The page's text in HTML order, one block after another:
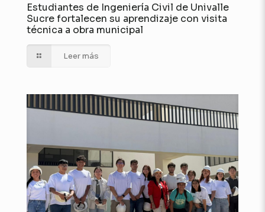
Estudiantes de Ingeniería Civil de Univalle
Sucre fortalecen su aprendizaje con visita
técnica a obra municipal
Leer más